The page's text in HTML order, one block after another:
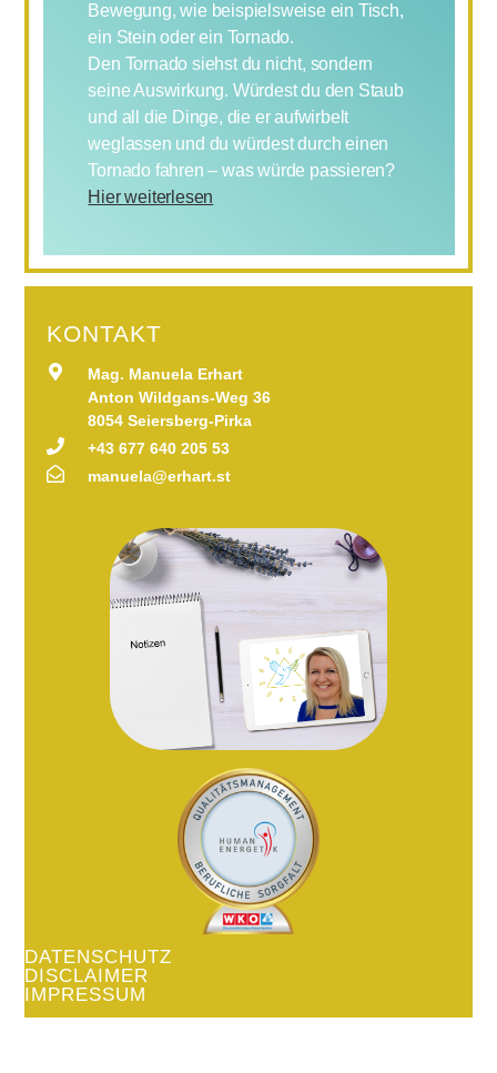
Bewegung, wie beispielsweise ein Tisch,
ein Stein oder ein Tornado.
Den Tornado siehst du nicht, sondern
seine Auswirkung. Würdest du den Staub
und all die Dinge, die er aufwirbelt
weglassen und du würdest durch einen
Tornado fahren – was würde passieren?
Hier weiterlesen
KONTAKT
Mag. Manuela Erhart
Anton Wildgans-Weg 36
8054 Seiersberg-Pirka
+43 677 640 205 53
manuela@erhart.st
DATENSCHUTZ
DISCLAIMER
IMPRESSUM